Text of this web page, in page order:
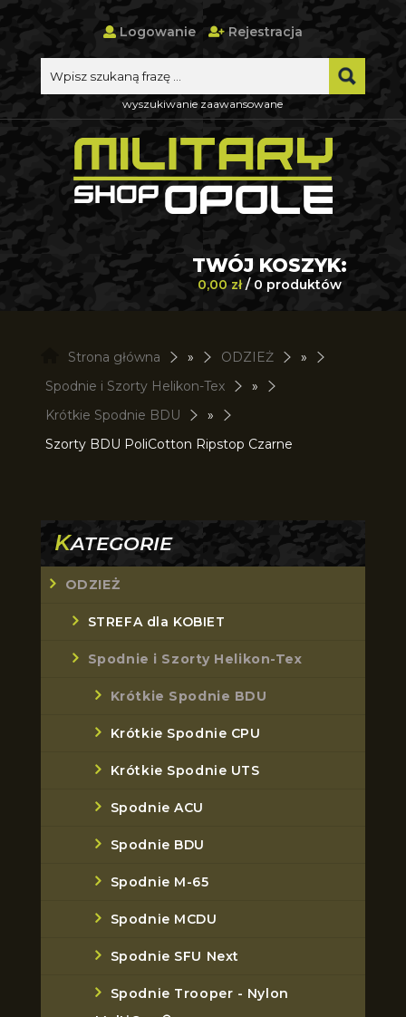
Logowanie Rejestracja
wyszukiwanie zaawansowane
TWÓJ KOSZYK:
0,00 zł/ 0 produktów
Strona główna » ODZIEŻ
»
Spodnie i Szorty Helikon-Tex
»
Krótkie Spodnie BDU
»
Szorty BDU PoliCotton Ripstop Czarne
KATEGORIE
ODZIEŻ
STREFA dla KOBIET
Spodnie i Szorty Helikon-Tex
Krótkie Spodnie BDU
Krótkie Spodnie CPU
Krótkie Spodnie UTS
Spodnie ACU
Spodnie BDU
Spodnie M-65
Spodnie MCDU
Spodnie SFU Next
Spodnie Trooper - Nylon